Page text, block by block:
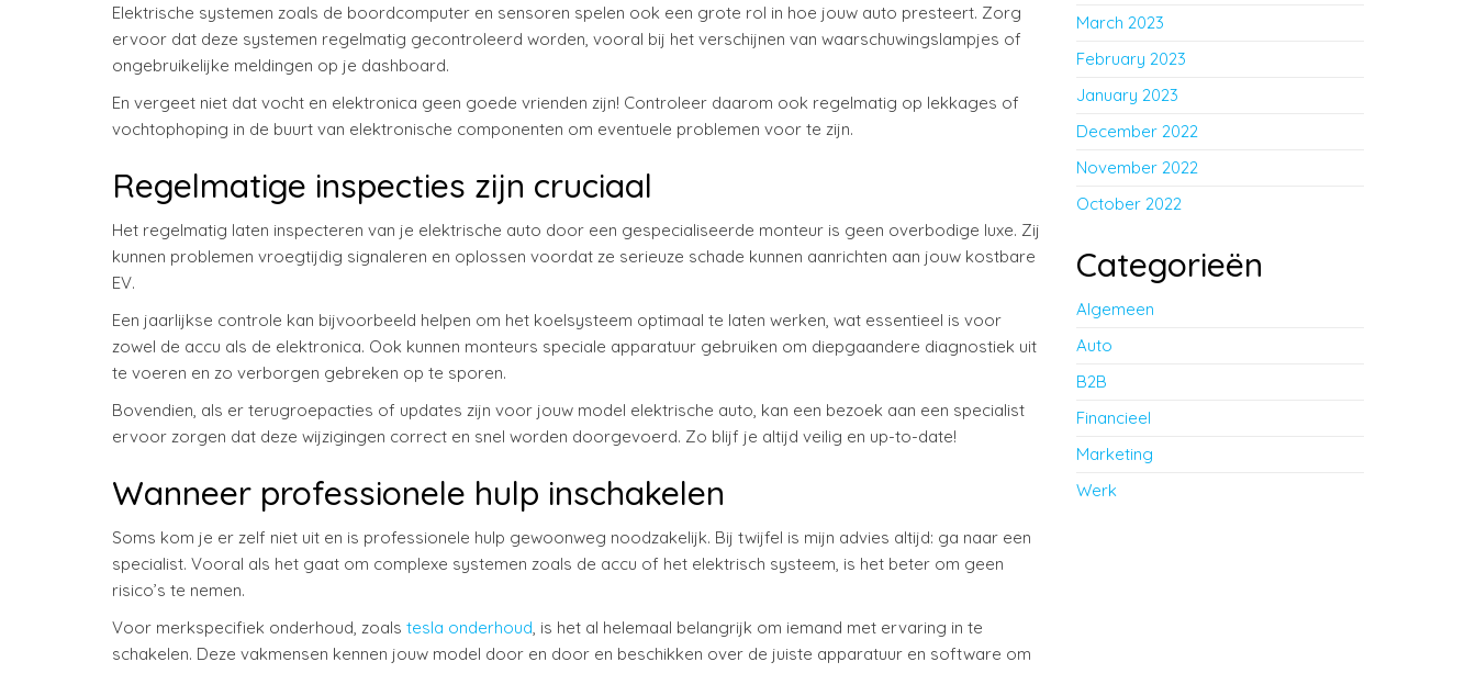
Elektrische systemen zoals de boordcomputer en sensoren spelen ook een grote rol in hoe jouw auto presteert. Zorg
ervoor dat deze systemen regelmatig gecontroleerd worden, vooral bij het verschijnen van waarschuwingslampjes of
ongebruikelijke meldingen op je dashboard.
En vergeet niet dat vocht en elektronica geen goede vrienden zijn! Controleer daarom ook regelmatig op lekkages of
vochtophoping in de buurt van elektronische componenten om eventuele problemen voor te zijn.
Regelmatige inspecties zijn cruciaal
Het regelmatig laten inspecteren van je elektrische auto door een gespecialiseerde monteur is geen overbodige luxe. Zij
kunnen problemen vroegtijdig signaleren en oplossen voordat ze serieuze schade kunnen aanrichten aan jouw kostbare
EV.
Een jaarlijkse controle kan bijvoorbeeld helpen om het koelsysteem optimaal te laten werken, wat essentieel is voor
zowel de accu als de elektronica. Ook kunnen monteurs speciale apparatuur gebruiken om diepgaandere diagnostiek uit
te voeren en zo verborgen gebreken op te sporen.
Bovendien, als er terugroepacties of updates zijn voor jouw model elektrische auto, kan een bezoek aan een specialist
ervoor zorgen dat deze wijzigingen correct en snel worden doorgevoerd. Zo blijf je altijd veilig en up-to-date!
Wanneer professionele hulp inschakelen
Soms kom je er zelf niet uit en is professionele hulp gewoonweg noodzakelijk. Bij twijfel is mijn advies altijd: ga naar een
specialist. Vooral als het gaat om complexe systemen zoals de accu of het elektrisch systeem, is het beter om geen
risico’s te nemen.
Voor merkspecifiek onderhoud, zoals tesla onderhoud , is het al helemaal belangrijk om iemand met ervaring in te
schakelen. Deze vakmensen kennen jouw model door en door en beschikken over de juiste apparatuur en software om
March 2023
February 2023
January 2023
December 2022
November 2022
October 2022
Categorieën
Algemeen
Auto
B2B
Financieel
Marketing
Werk